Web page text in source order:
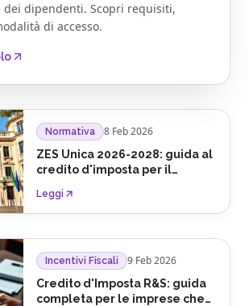
dei dipendenti. Scopri requisiti,
di accesso.
Normativa 8 Feb 2026
ZES Unica 2026-2028: guida al
credito d'imposta per il
Leggi
Incentivi Fiscali 9 Feb 2026
Credito d'Imposta R&S: guida
completa per le imprese che